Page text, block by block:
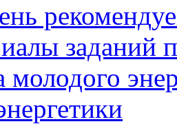
заданий